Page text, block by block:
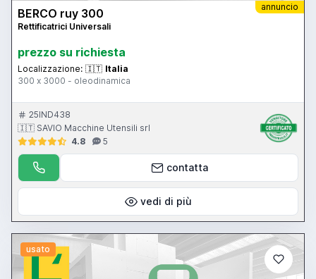
annuncio
BERCO ruy 300
Rettificatrici Universali
prezzo su richiesta
Localizzazione: 🇮🇹 Italia
300 x 3000 - oleodinamica
25IND438
🇮🇹 SAVIO Macchine Utensili srl
4.8
5
contatta
vedi di più
usato